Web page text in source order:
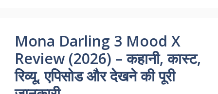
Mona Darling 3 Mood X
Review (2026) – कहानी, कास्ट,
रिव्यू, एपिसोड और देखने की पूरी